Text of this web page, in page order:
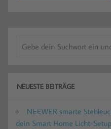
NEUESTE BEITRÄGE
NEEWER smarte
dein Smart Home Licht-Setup